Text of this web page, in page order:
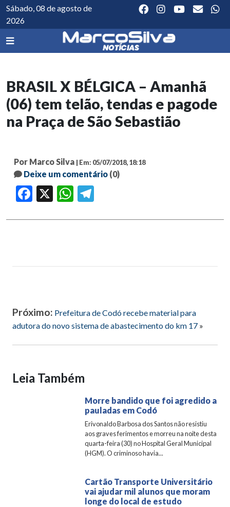
Sábado, 08 de agosto de
2026
BRASIL X BÉLGICA – Amanhã
(06) tem telão, tendas e pagode
na Praça de São Sebastião
Por Marco Silva | Em: 05/07/2018, 18:18
Deixe um comentário (0)
Facebook WhatsApp
Próximo: Prefeitura de Codó recebe material para
adutora do novo sistema de abastecimento do km 17 »
Leia Também
Morre bandido que foi agredido a
pauladas em Codó
Erivonaldo Barbosa dos Santos não resistiu
aos graves ferimentos e morreu na noite desta
quarta-feira (30) no Hospital Geral Municipal
(HGM). O criminoso havia...
Cartão Transporte Universitário
vai ajudar mil alunos que moram
longe do local de estudo